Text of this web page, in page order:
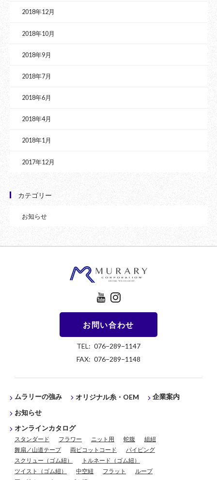
2018年12月
2018年10月
2018年9月
2018年7月
2018年6月
2018年4月
2018年1月
2017年12月
カテゴリー
お知らせ
お問い合わせ
TEL: 076−289−1147
FAX: 076−289−1148
ムラリーの強み オリジナル糸・OEM 企業案内
お知らせ
オンラインカタログ
スタンダード フラワー ニット用 蛇腹
組紐
舞扇／山道テープ
両ピコットコード
パイピング
スクリュー（ゴム紐）
トルネード（ゴム紐）
ツイスト（ゴム紐）
中空紐 フラット
ループ